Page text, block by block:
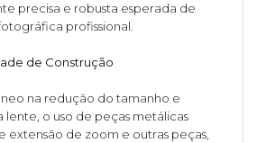
precisa e robusta esperada de
profissional.
de Construção
na redução do tamanho e
lente, o uso de peças metálicas
extensão de zoom e outras peças,